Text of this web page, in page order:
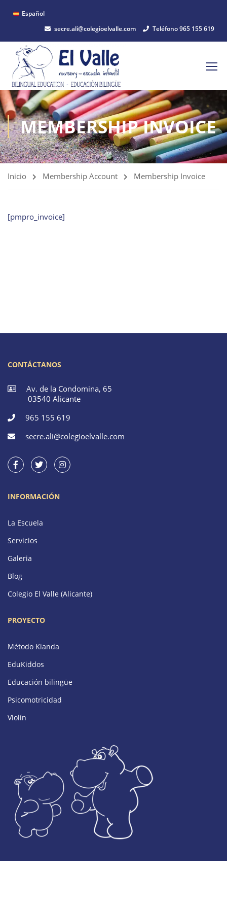
Español
secre.ali@colegioelvalle.com
Teléfono 965 155 619
MEMBERSHIP INVOICE
Inicio Membership Account Membership Invoice
[pmpro_invoice]
CONTÁCTANOS
Av. de la Condomina, 65
03540 Alicante
965 155 619
secre.ali@colegioelvalle.com
INFORMACIÓN
La Escuela
Servicios
Galeria
Blog
Colegio El Valle (Alicante)
PROYECTO
Método Kianda
EduKiddos
Educación bilingüe
Psicomotricidad
Violín